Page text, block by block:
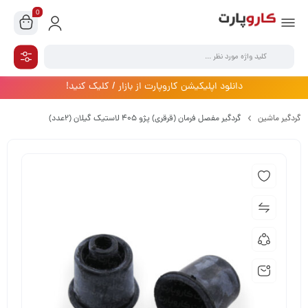
0
دانلود اپلیکیشن کاروپارت از بازار / کلیک کنید!
گردگیر ماشین گردگیر مفصل فرمان (قرقری) پژو 405 لاستیک گیلان (2عدد)